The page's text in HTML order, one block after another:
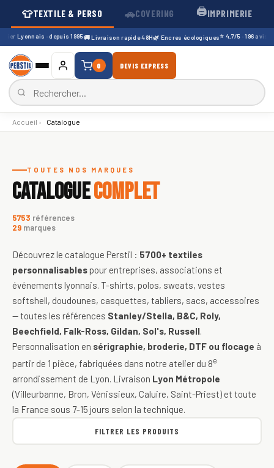
👕TEXTILE & PERSO 🚗COVERING 🖨️IMPRIMERIE
Lyonnais · depuis 1995🚚 Livraison rapide 48H🌿 Encres écologiques⭐ 4,7/5 · 196 avis
0 DEVIS EXPRESS
Accueil › Catalogue
TOUTES NOS MARQUES
CATALOGUECOMPLET
5753 références
29 marques
Découvrez le catalogue Perstil : 5700+ textiles
personnalisables pour entreprises, associations et
événements lyonnais. T-shirts, polos, sweats, vestes
softshell, doudounes, casquettes, tabliers, sacs, accessoires
— toutes les références Stanley/Stella, B&C, Roly,
Beechfield, Falk-Ross, Gildan, Sol's, Russell.
Personnalisation en sérigraphie, broderie, DTF ou flocage à
partir de 1 pièce, fabriquées dans notre atelier du 8e
arrondissement de Lyon. Livraison Lyon Métropole
(Villeurbanne, Bron, Vénissieux, Caluire, Saint-Priest) et toute
la France sous 7-15 jours selon la technique.
FILTRER LES PRODUITS